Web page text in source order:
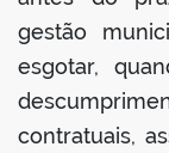
gestão
esgotar,
contratuais,